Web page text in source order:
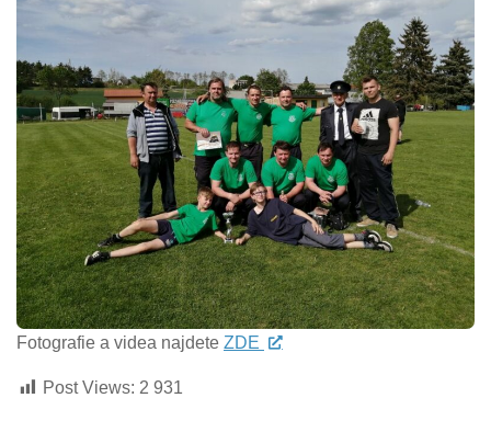
Fotografie a videa najdete ZDE
Post Views: 2 931